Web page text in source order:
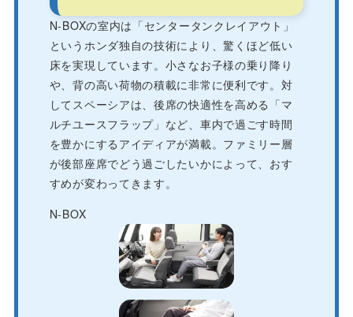
N-BOXの室内は「センタータンクレイアウト」
というホンダ独自の技術により、驚くほど低い
床を実現しています。小さなお子様の乗り降り
や、背の高い荷物の積載に非常に便利です。対
してスペーシアは、後席の快適性を高める「マ
ルチユースフラップ」など、車内で過ごす時間
を豊かにするアイディアが満載。ファミリー層
が後部座席でどう過ごしたいかによって、おす
すめが変わってきます。
N-BOX